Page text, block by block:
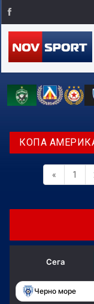
КОПА
« 1
Сега
Черно море